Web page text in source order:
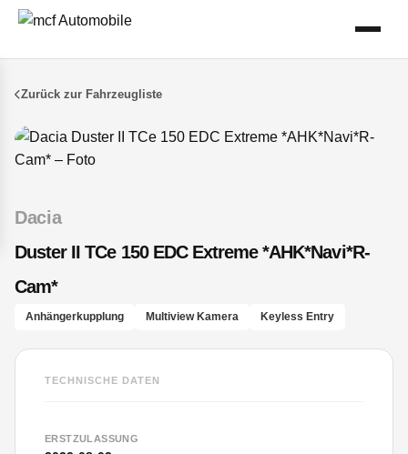
Zurück zur Fahrzeugliste
Dacia
Duster II TCe 150 EDC Extreme *AHK*Navi*R-
Cam*
Anhängerkupplung Multiview Kamera Keyless Entry
TECHNISCHE DATEN
ERSTZULASSUNG